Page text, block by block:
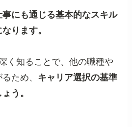
事にも通じる基本的なスキル
ります。
く知ることで、他の職種や
ため、 キャリア選択の基準
う。